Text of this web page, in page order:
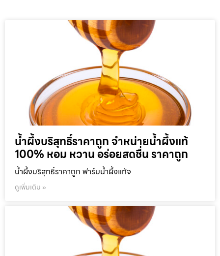
น้ำผึ้งบริสุทธิ์ราคาถูก จำหน่ายน้ำผึ้งแท้
100% หอม หวาน อร่อยสดชื่น ราคาถูก
น้ำผึ้งบริสุทธิ์ราคาถูก ฟาร์มน้ำผึ้งแท้จ
ดูเพิ่มเติม »